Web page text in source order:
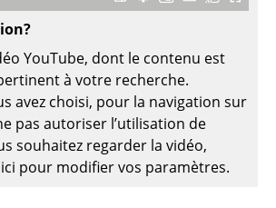
tables
YouTube, dont le contenu est
à votre recherche.
avez choisi, pour la navigation sur
pas autoriser l’utilisation de
souhaitez regarder la vidéo,
pour modifier vos paramètres.